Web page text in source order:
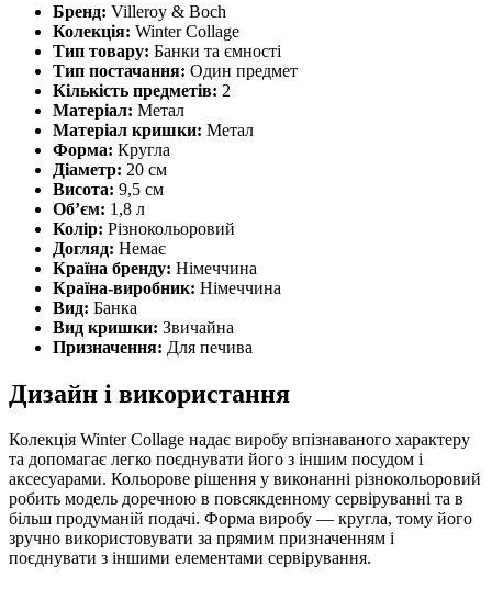
Бренд: Villeroy & Boch
Колекція: Winter Collage
Тип товару: Банки та ємності
Тип постачання: Один предмет
Кількість предметів: 2
Матеріал: Метал
Матеріал кришки: Метал
Форма: Кругла
Діаметр: 20 см
Висота: 9,5 см
Об’єм: 1,8 л
Колір: Різнокольоровий
Догляд: Немає
Країна бренду: Німеччина
Країна-виробник: Німеччина
Вид: Банка
Вид кришки: Звичайна
Призначення: Для печива
Дизайн і використання
Колекція Winter Collage надає виробу впізнаваного характеру
та допомагає легко поєднувати його з іншим посудом і
аксесуарами. Кольорове рішення у виконанні різнокольоровий
робить модель доречною в повсякденному сервіруванні та в
більш продуманій подачі. Форма виробу — кругла, тому його
зручно використовувати за прямим призначенням і
поєднувати з іншими елементами сервірування.